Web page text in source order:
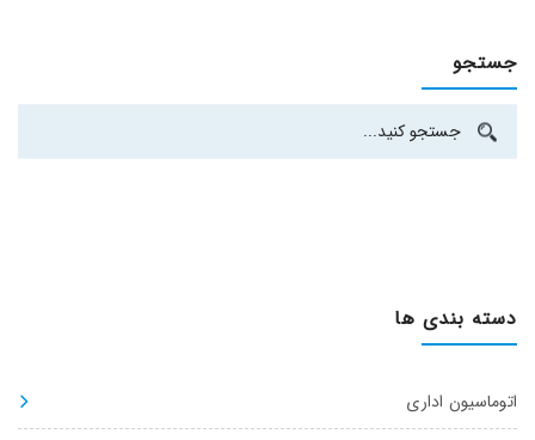
جستجو
دسته بندی ها
اتوماسیون اداری